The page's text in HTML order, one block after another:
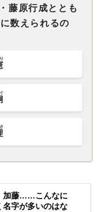
藤原行成ととも
に数えられるの
加藤……こんなに
名字が多いのはな